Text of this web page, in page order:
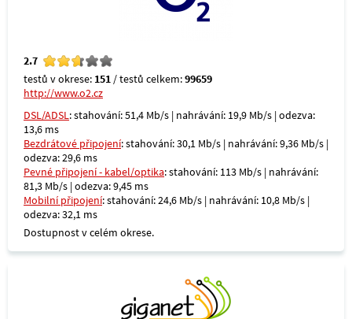
2.7
testů v okrese: 151 / testů celkem:99659
http://www.o2.cz
DSL/ADSL: stahování: 51,4 Mb/s | nahrávání: 19,9 Mb/s | odezva:
13,6 ms
Bezdrátové připojení: stahování: 30,1 Mb/s | nahrávání: 9,36 Mb/s |
odezva: 29,6 ms
Pevné připojení - kabel/optika: stahování: 113 Mb/s | nahrávání:
81,3 Mb/s | odezva: 9,45 ms
Mobilní připojení: stahování: 24,6 Mb/s | nahrávání: 10,8 Mb/s |
odezva: 32,1 ms
Dostupnost v celém okrese.